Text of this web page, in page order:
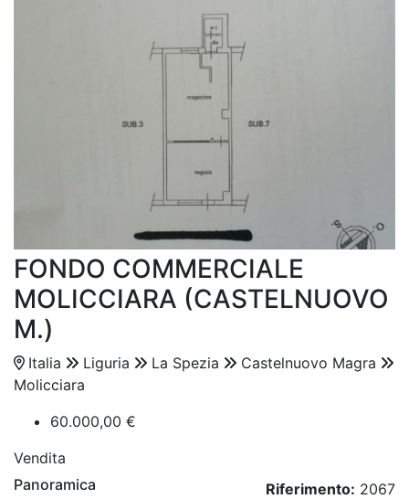
FONDO COMMERCIALE
MOLICCIARA (CASTELNUOVO
M.)
Italia Liguria La Spezia
Castelnuovo Magra
Molicciara
60.000,00 €
Vendita
Panoramica
Riferimento: 2067